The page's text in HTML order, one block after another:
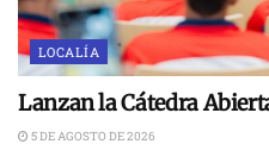
LOCALÍA
Lanzan la Cátedra
5 DE AGOSTO DE 2026